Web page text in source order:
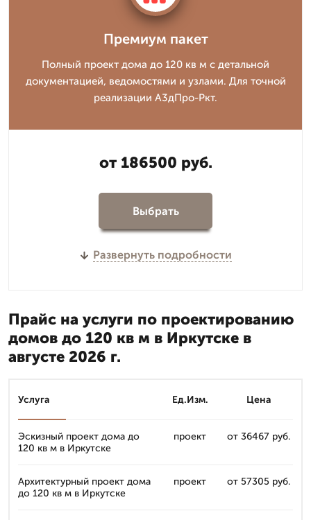
Премиум пакет
Полный проект дома до 120 кв м с детальной
документацией, ведомостями и узлами. Для точной
реализации А3дПро-Ркт.
от 186500 руб.
Выбрать
Развернуть подробности
Прайс на услуги по проектированию
домов до 120 кв м в Иркутске в
августе 2026 г.
Услуга Ед.Изм. Цена
Эскизный проект дома до
120 кв м в Иркутске
проект от 36467 руб.
Архитектурный проект дома
до 120 кв м в Иркутске
проект от 57305 руб.